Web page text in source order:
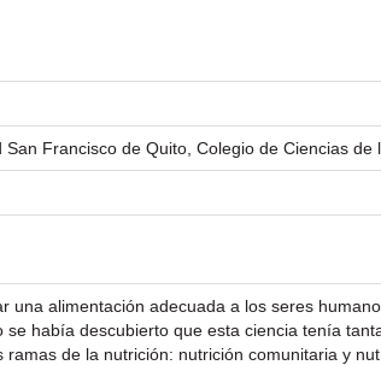
Francisco de Quito, Colegio de Ciencias de
una alimentación adecuada a los seres
había descubierto que esta ciencia tenía
de la nutrición: nutrición comunitaria y